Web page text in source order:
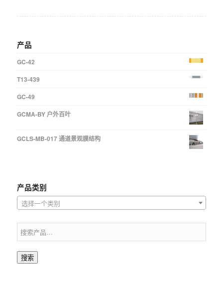
产品
GC-42
T13-439
GC-49
GCMA-BY 户外百叶
GCLS-MB-017 通道景观膜结构
产品类别
选择一个类别
搜索